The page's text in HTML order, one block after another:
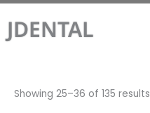
JDENTAL
Showing 25–36 of 135 results